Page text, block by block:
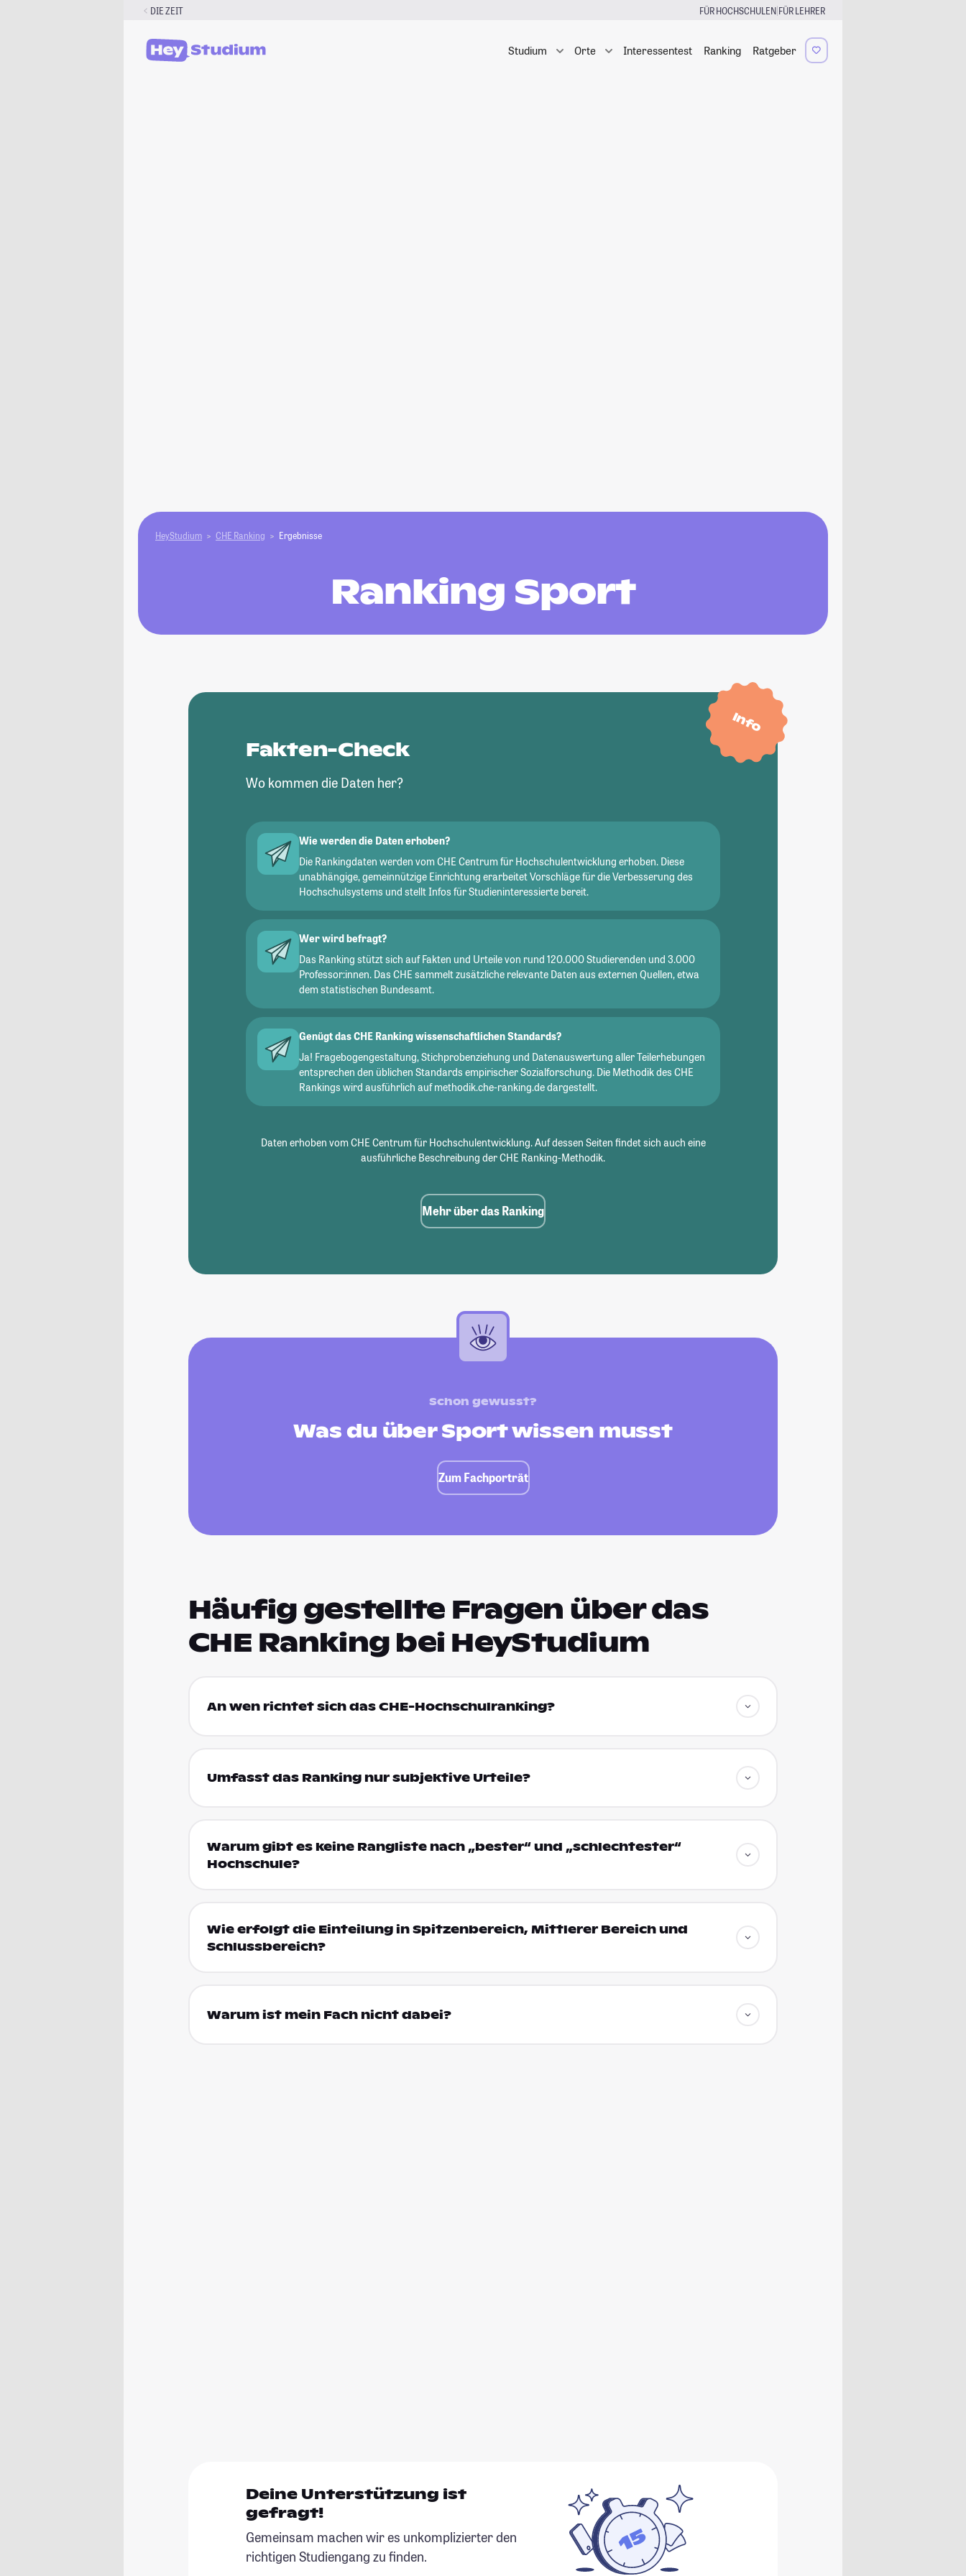
DIE ZEIT FÜR HOCHSCHULEN|FÜR LEHRER
Studium Orte Interessentest Ranking Ratgeber
HeyStudium CHE Ranking Ergebnisse
Ranking Sport
Info
Fakten-Check
Wo kommen die Daten her?
Wie werden die Daten erhoben?
Die Rankingdaten werden vom CHE Centrum für Hochschulentwicklung erhoben. Diese
unabhängige, gemeinnützige Einrichtung erarbeitet Vorschläge für die Verbesserung des
Hochschulsystems und stellt Infos für Studieninteressierte bereit.
Wer wird befragt?
Das Ranking stützt sich auf Fakten und Urteile von rund 120.000 Studierenden und 3.000
Professor:innen. Das CHE sammelt zusätzliche relevante Daten aus externen Quellen, etwa
dem statistischen Bundesamt.
Genügt das CHE Ranking wissenschaftlichen Standards?
Ja! Fragebogengestaltung, Stichprobenziehung und Datenauswertung aller Teilerhebungen
entsprechen den üblichen Standards empirischer Sozialforschung. Die Methodik des CHE
Rankings wird ausführlich auf methodik.che-ranking.de dargestellt.
Daten erhoben vom CHE Centrum für Hochschulentwicklung. Auf dessen Seiten findet sich auch eine
ausführliche Beschreibung der CHE Ranking-Methodik.
Mehr über das Ranking
Schon gewusst?
Was du über Sport wissen musst
Zum Fachporträt
Häufig gestellte Fragen über das
CHE Ranking bei HeyStudium
An wen richtet sich das CHE-Hochschulranking?
Umfasst das Ranking nur subjektive Urteile?
Warum gibt es keine Rangliste nach „bester“ und „schlechtester“
Hochschule?
Wie erfolgt die Einteilung in Spitzenbereich, Mittlerer Bereich und
Schlussbereich?
Warum ist mein Fach nicht dabei?
Deine Unterstützung ist
gefragt!
Gemeinsam machen wir es unkomplizierter den
richtigen Studiengang zu finden.